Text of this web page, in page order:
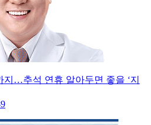
…추석 연휴 알아두면 좋을 ‘지